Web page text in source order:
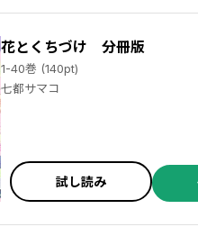
花とくちづけ 分冊版
1-40巻 (140pt)
七都サマコ
試し読み